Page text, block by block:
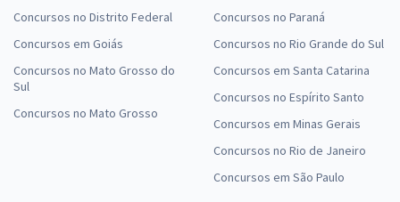
Concursos no Distrito Federal
Concursos em Goiás
Concursos no Mato Grosso do
Sul
Concursos no Mato Grosso
Concursos no Paraná
Concursos no Rio Grande do Sul
Concursos em Santa Catarina
Concursos no Espírito Santo
Concursos em Minas Gerais
Concursos no Rio de Janeiro
Concursos em São Paulo